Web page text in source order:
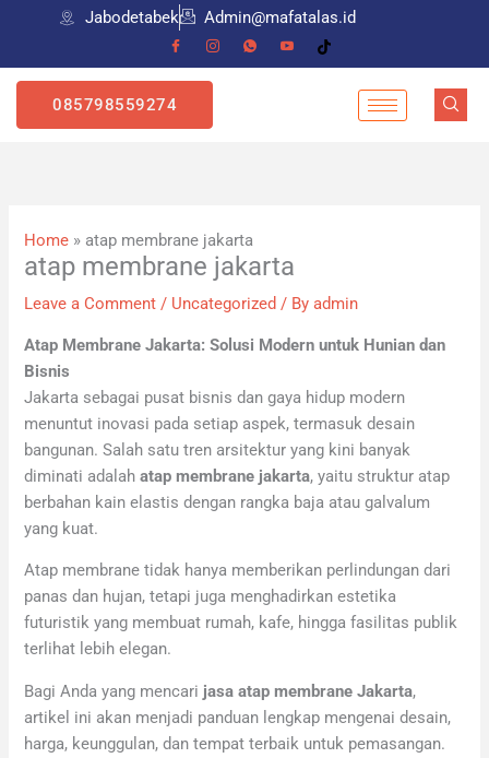
content
Jabodetabek Admin@mafatalas.id
085798559274
Home » atap membrane jakarta
atap membrane jakarta
Leave a Comment / Uncategorized / Byadmin
Atap Membrane Jakarta: Solusi Modern untuk Hunian dan
Bisnis
Jakarta sebagai pusat bisnis dan gaya hidup modern
menuntut inovasi pada setiap aspek, termasuk desain
bangunan. Salah satu tren arsitektur yang kini banyak
diminati adalahatap membrane jakarta, yaitu struktur atap
berbahan kain elastis dengan rangka baja atau galvalum
yang kuat.
Atap membrane tidak hanya memberikan perlindungan dari
panas dan hujan, tetapi juga menghadirkan estetika
futuristik yang membuat rumah, kafe, hingga fasilitas publik
terlihat lebih elegan.
Bagi Anda yang mencari jasa atap membrane Jakarta,
artikel ini akan menjadi panduan lengkap mengenai desain,
harga, keunggulan, dan tempat terbaik untuk pemasangan.